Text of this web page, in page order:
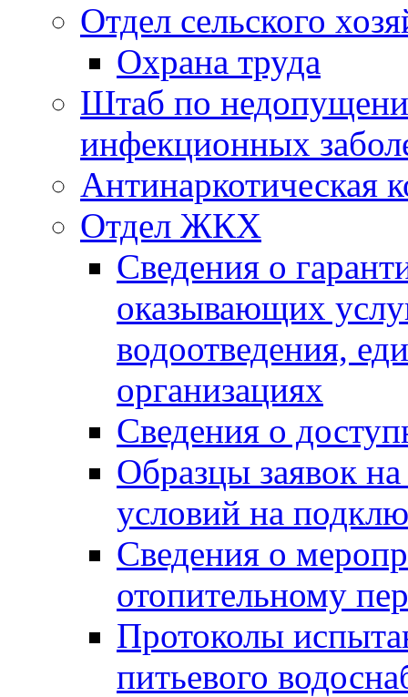
Отдел сельского
Охрана труда
Штаб по
инфекционных
Антинаркотическая
Отдел ЖКХ
Сведения о
оказывающих
водоотведения,
организациях
Сведения о
Образцы заявок
условий на
Сведения о
отопительному
Протоколы
питьевого